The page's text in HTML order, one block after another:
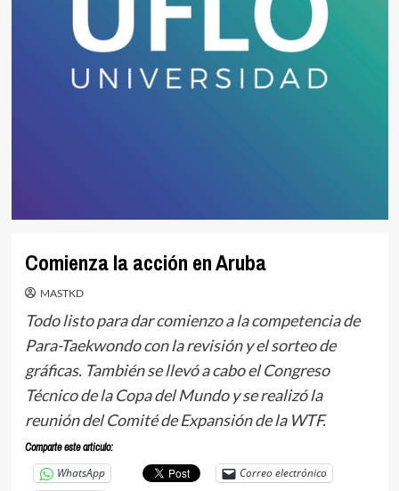
Comienza la acción en Aruba
MASTKD
Todo listo para dar comienzo a la competencia de
Para-Taekwondo con la revisión y el sorteo de
gráficas. También se llevó a cabo el Congreso
Técnico de la Copa del Mundo y se realizó la
reunión del Comité de Expansión de la WTF.
Comparte este articulo:
WhatsApp
Correo electrónico